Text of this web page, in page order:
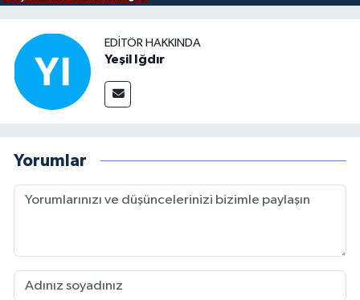
EDITÖR HAKKINDA
Yeşil Iğdır
Yorumlar